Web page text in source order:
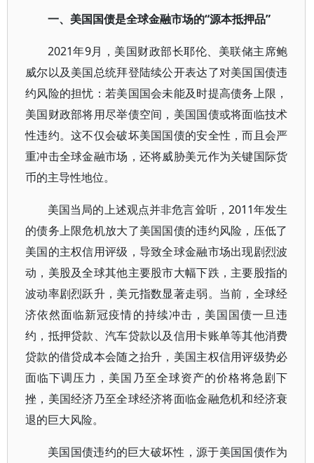
一、美国国债是全球金融市场的“源本抵押品”
2021年9月，美国财政部长耶伦、美联储主席鲍
威尔以及美国总统拜登陆续公开表达了对美国国债违
约风险的担忧：若美国国会未能及时提高债务上限，
美国财政部将用尽举债空间，美国国债或将面临技术
性违约。这不仅会破坏美国国债的安全性，而且会严
重冲击全球金融市场，还将威胁美元作为关键国际货
币的主导性地位。
美国当局的上述观点并非危言耸听，2011年发生
的债务上限危机放大了美国国债的违约风险，压低了
美国的主权信用评级，导致全球金融市场出现剧烈波
动，美股及全球其他主要股市大幅下跌，主要股指的
波动率剧烈跃升，美元指数显著走弱。当前，全球经
济依然面临新冠疫情的持续冲击，美国国债一旦违
约，抵押贷款、汽车贷款以及信用卡账单等其他消费
贷款的借贷成本会随之抬升，美国主权信用评级势必
面临下调压力，美国乃至全球资产的价格将急剧下
挫，美国经济乃至全球经济将面临金融危机和经济衰
退的巨大风险。
美国国债违约的巨大破坏性，源于美国国债作为